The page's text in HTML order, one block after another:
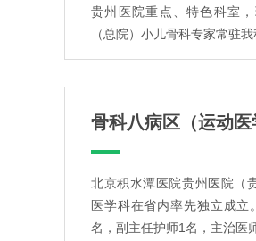
贵州医院重点、特色科室
（总院）小儿骨科专家常驻我
骨科八病区（运动医
北京积水潭医院贵州医院（
医学科在省内率先独立成立
名，副主任护师1名，主治医